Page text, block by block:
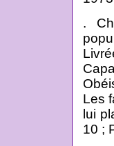
.
Les
lui
10 ;